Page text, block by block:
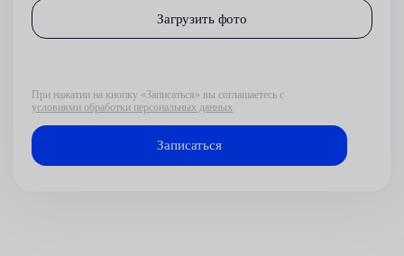
Загрузить фото
При нажатии на кнопку «Записаться» вы соглашаетесь с
условиями обработки персональных данных